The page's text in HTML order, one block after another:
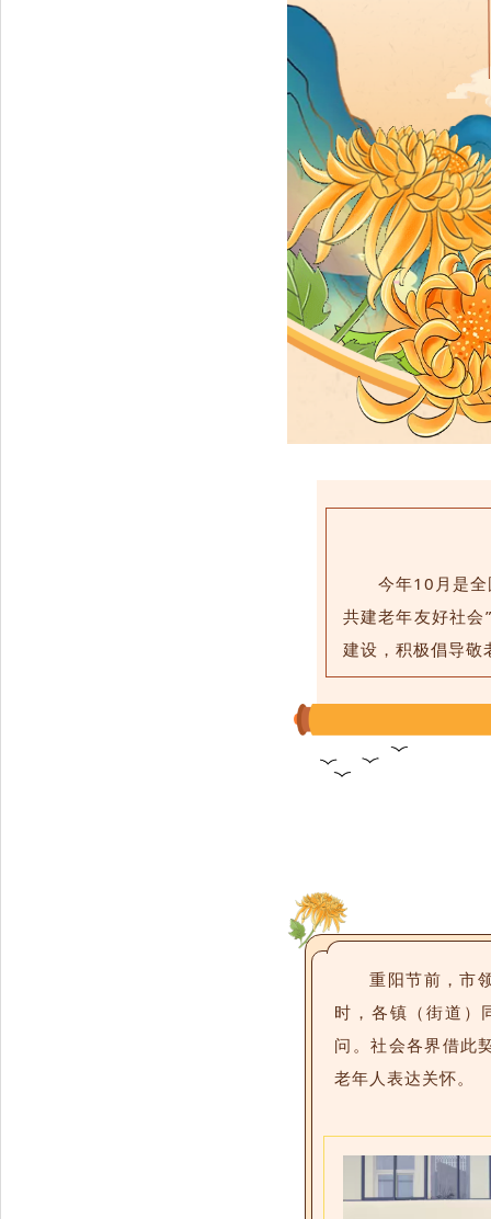
今年10月是
共建老年友好社
建设，积极倡导敬
重阳节前，市
时，各镇（街道）
问。社会各界借此
老年人表达关怀。